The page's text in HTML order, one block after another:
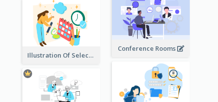
Conference Rooms
Illustration Of Select Date & Time